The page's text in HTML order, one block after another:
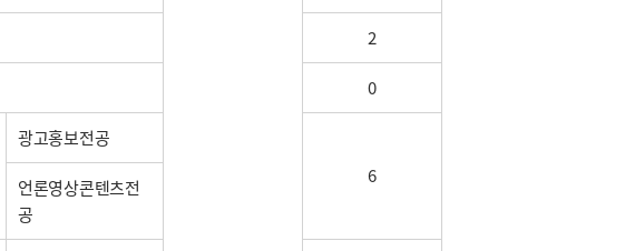
2
0
광고홍보전공
6
언론영상콘텐츠전
공